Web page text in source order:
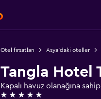
Otel fırsatları Asya'daki oteller
Tangla Hotel
Kapalı havuz olanağına
5 yıldız